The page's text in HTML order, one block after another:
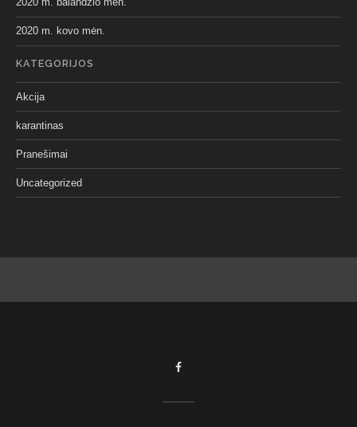
2020 m. kovo mėn.
KATEGORIJOS
Akcija
karantinas
Pranešimai
Uncategorized
Facebook